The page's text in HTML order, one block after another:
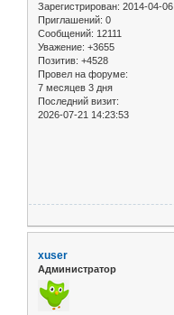
Зарегистрирован: 2014-04-06
Приглашений: 0
Сообщений: 12111
Уважение: +3655
Позитив: +4528
Провел на форуме:
7 месяцев 3 дня
Последний визит:
2026-07-21 14:23:53
xuser
Администратор